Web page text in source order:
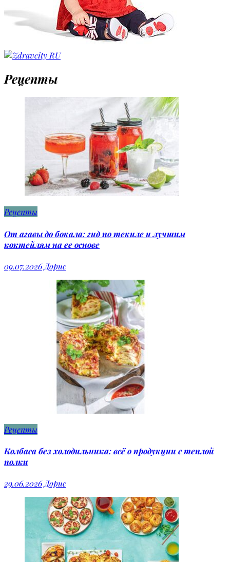
Рецепты
Рецепты
От агавы до бокала: гид по текиле и лучшим
коктейлям на ее основе
09.07.2026 Дорис
Рецепты
Колбаса без холодильника: всё о продукции с теплой
полки
29.06.2026Дорис